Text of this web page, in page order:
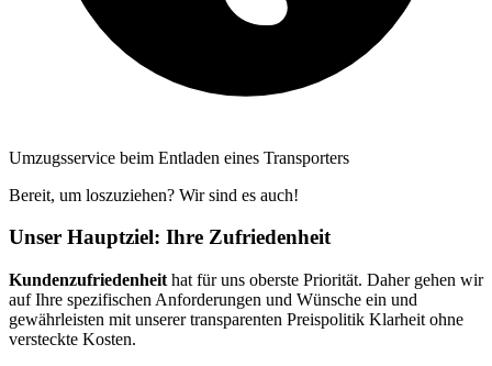
Umzugsservice beim Entladen eines Transporters
Bereit, um loszuziehen? Wir sind es auch!
Unser Hauptziel: Ihre Zufriedenheit
Kundenzufriedenheit hat für uns oberste Priorität. Daher gehen wir
auf Ihre spezifischen Anforderungen und Wünsche ein und
gewährleisten mit unserer transparenten Preispolitik Klarheit ohne
versteckte Kosten.